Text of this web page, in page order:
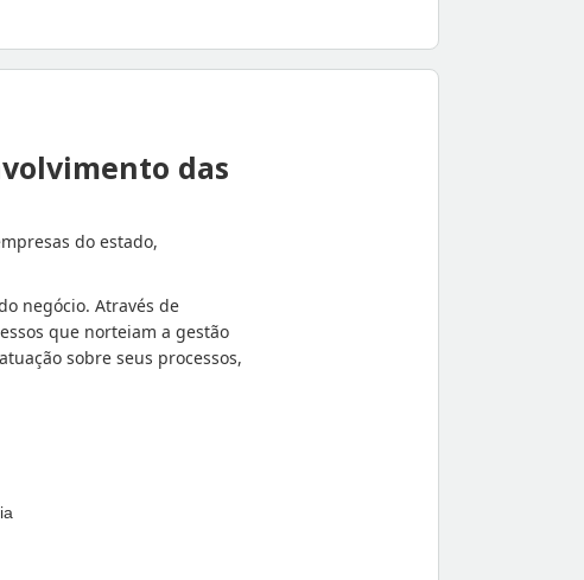
das
do estado,
negócio. Através de
que norteiam a gestão
sobre seus processos,